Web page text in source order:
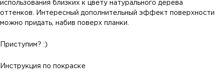
использования близких к цвету натурального дерева
оттенков. Интересный дополнительный эффект поверхности
можно придать, набив поверх планки.
Приступим? :)
Инструкция по покраске